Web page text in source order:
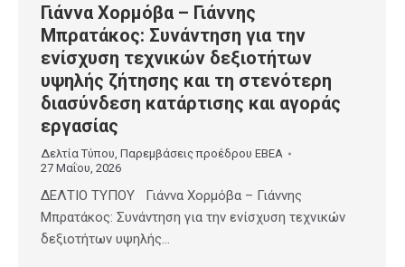
Γιάννα Χορμόβα – Γιάννης
Μπρατάκος: Συνάντηση για την
ενίσχυση τεχνικών δεξιοτήτων
υψηλής ζήτησης και τη στενότερη
διασύνδεση κατάρτισης και αγοράς
εργασίας
Δελτία Τύπου Παρεμβάσεις προέδρου ΕΒΕΑ
27 Μαΐου, 2026
ΔΕΛΤΙΟ ΤΥΠΟΥ Γιάννα Χορμόβα – Γιάννης
Μπρατάκος: Συνάντηση για την ενίσχυση τεχνικών
δεξιοτήτων υψηλής…